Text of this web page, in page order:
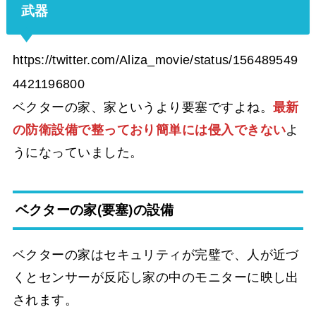
武器
https://twitter.com/Aliza_movie/status/156489549
4421196800
ベクターの家、家というより要塞ですよね。 最新
の防衛設備で整っており簡単には侵入できないよ
うになっていました。
ベクターの家(要塞)の設備
ベクターの家はセキュリティが完璧で、人が近づ
くとセンサーが反応し家の中のモニターに映し出
されます。